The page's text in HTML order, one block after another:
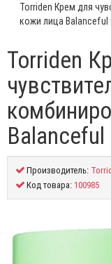
Torriden Крем для
кожи лица Balanceful
Torriden
Balanceful
Производитель:
Код товара:100985